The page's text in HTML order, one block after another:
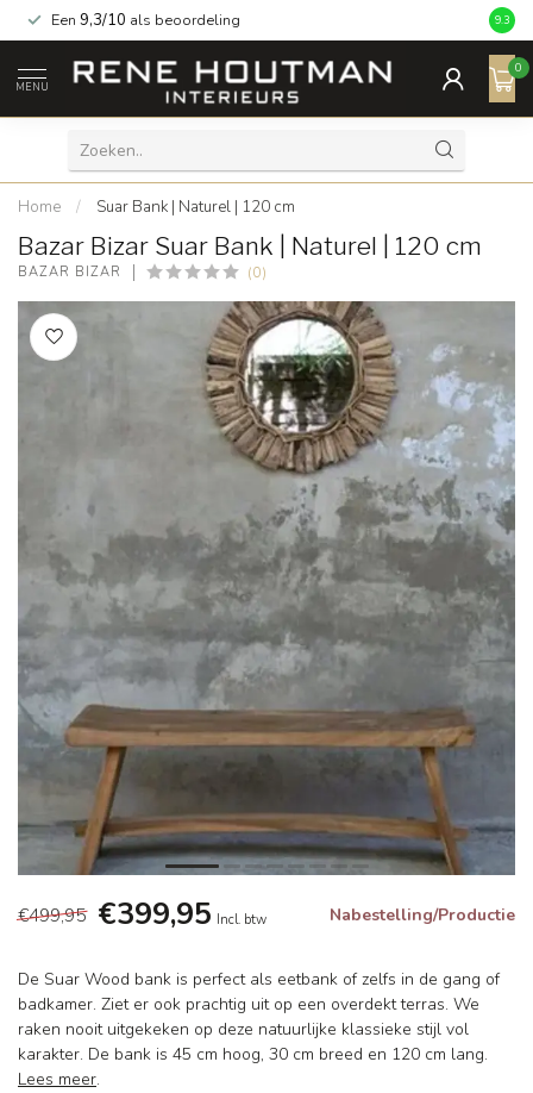
Een 9,3/10 als beoordeling 9.3
MENU
0
Home / Suar Bank | Naturel | 120 cm
Bazar Bizar Suar Bank | Naturel | 120 cm
BAZAR BIZAR (0)
€499,95 €399,95 Incl. btw Nabestelling/Productie
De Suar Wood bank is perfect als eetbank of zelfs in de gang of
badkamer. Ziet er ook prachtig uit op een overdekt terras. We
raken nooit uitgekeken op deze natuurlijke klassieke stijl vol
karakter. De bank is 45 cm hoog, 30 cm breed en 120 cm lang.
Lees meer.